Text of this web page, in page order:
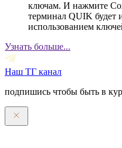
ключам. И нажмите
терминал QUIK будет
использованием
Узнать больше...
Наш ТГ канал
подпишись чтобы быть в